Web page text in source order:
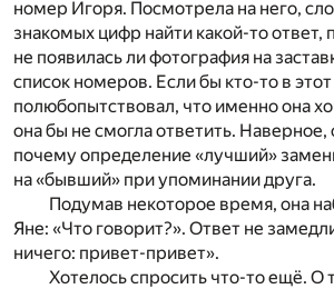
номер Игоря. Посмотрела на него,
знакомых цифр найти какой-то ответ,
не появилась ли фотография на
список номеров. Если бы кто-то в
полюбопытствовал, что именно она
она бы не смогла ответить. Наверное,
почему определение «лучший»
на «бывший» при упоминании друга.
Подумав некоторое время, она
Яне: «Что говорит?». Ответ не
ничего: привет-привет».
Хотелось спросить что-то ещё. О